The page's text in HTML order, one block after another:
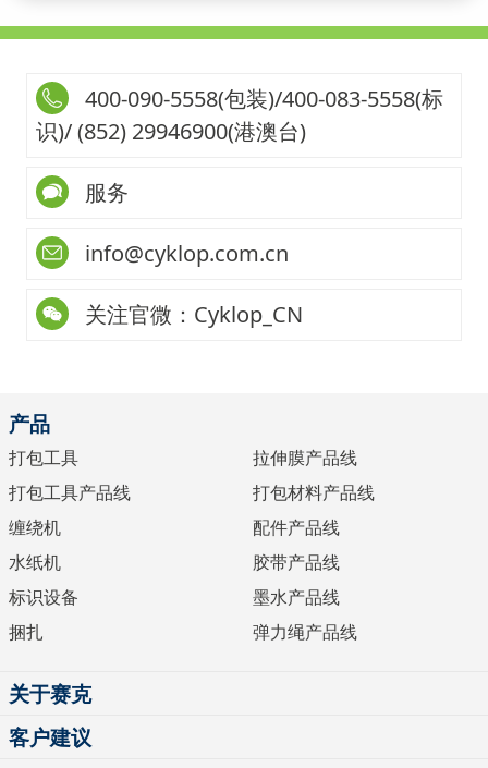
400-090-5558(包装)/400-083-5558(标
识)/ (852) 29946900(港澳台)
服务
info@cyklop.com.cn
关注官微：Cyklop_CN
产品
打包工具
打包工具产品线
缠绕机
水纸机
标识设备
捆扎
拉伸膜产品线
打包材料产品线
配件产品线
胶带产品线
墨水产品线
弹力绳产品线
关于赛克
客户建议